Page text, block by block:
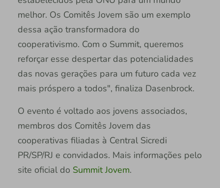
melhor. Os Comitês Jovem são um exemplo
dessa ação transformadora do
cooperativismo. Com o Summit, queremos
reforçar esse despertar das potencialidades
das novas gerações para um futuro cada vez
mais próspero a todos", finaliza Dasenbrock.
O evento é voltado aos jovens associados,
membros dos Comitês Jovem das
cooperativas filiadas à Central Sicredi
PR/SP/RJ e convidados. Mais informações pelo
site oficial do Summit Jovem.